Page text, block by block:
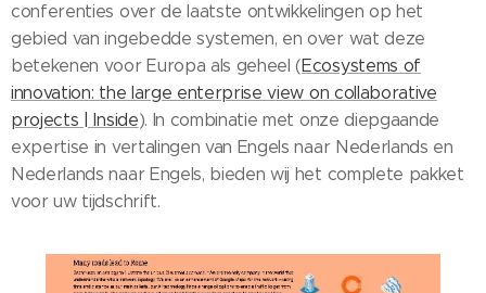
conferenties over de laatste ontwikkelingen op het
gebied van ingebedde systemen, en over wat deze
betekenen voor Europa als geheel (Ecosystems of
innovation: the large enterprise view on collaborative
projects | Inside). In combinatie met onze diepgaande
expertise in vertalingen van Engels naar Nederlands en
Nederlands naar Engels, bieden wij het complete pakket
voor uw tijdschrift.